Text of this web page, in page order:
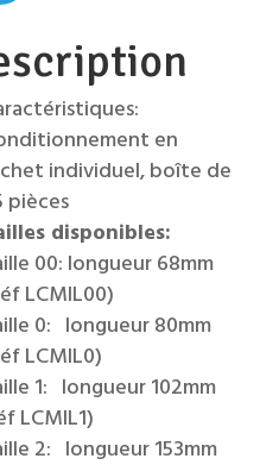
en
individuel, boîte de
pièces
disponibles:
00: longueur 68mm
LCMIL00)
0: longueur 80mm
LCMIL0)
1: longueur 102mm
LCMIL1)
2: longueur 153mm